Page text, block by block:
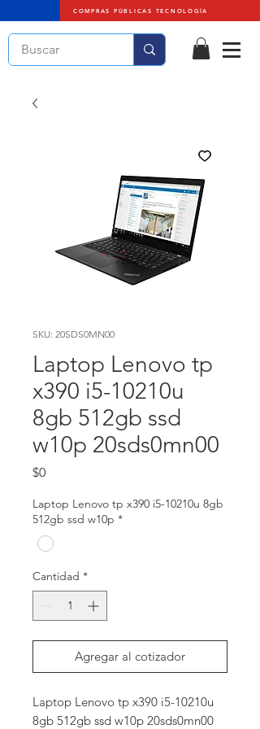
COMPRAS PÚBLICAS TECNOLOGÍA
SKU: 20SDS0MN00
Laptop Lenovo tp
x390 i5-10210u
8gb 512gb ssd
w10p 20sds0mn00
$0Precio
Laptop Lenovo tp x390 i5-10210u 8gb
512gb ssd w10p *
Cantidad *
Agregar al cotizador
Laptop Lenovo tp x390 i5-10210u
8gb 512gb ssd w10p 20sds0mn00